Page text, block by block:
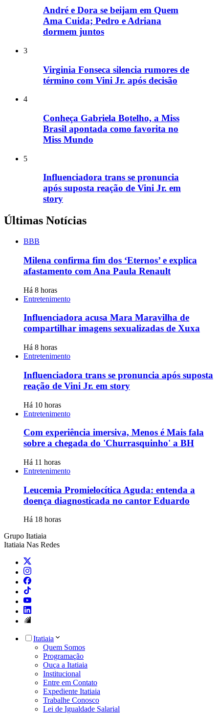
André e Dora se beijam em Quem
Ama Cuida; Pedro e Adriana
dormem juntos
3
Virginia Fonseca silencia rumores de
término com Vini Jr. após decisão
4
Conheça Gabriela Botelho, a Miss
Brasil apontada como favorita no
Miss Mundo
5
Influenciadora trans se pronuncia
após suposta reação de Vini Jr. em
story
Últimas Notícias
BBB
Milena confirma fim dos ‘Eternos’ e explica
afastamento com Ana Paula Renault
Há 8 horas
Entretenimento
Influenciadora acusa Mara Maravilha de
compartilhar imagens sexualizadas de Xuxa
Há 8 horas
Entretenimento
Influenciadora trans se pronuncia após suposta
reação de Vini Jr. em story
Há 10 horas
Entretenimento
Com experiência imersiva, Menos é Mais fala
sobre a chegada do 'Churrasquinho' a BH
Há 11 horas
Entretenimento
Leucemia Promielocítica Aguda: entenda a
doença diagnosticada no cantor Eduardo
Há 18 horas
Grupo Itatiaia
Itatiaia Nas Redes
Itatiaia
Quem Somos
Programação
Ouça a Itatiaia
Institucional
Entre em Contato
Expediente Itatiaia
Trabalhe Conosco
Lei de Igualdade Salarial